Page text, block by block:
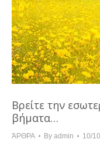
Βρείτε την
βήματα…
ΆΡΘΡΑ By admin 10/